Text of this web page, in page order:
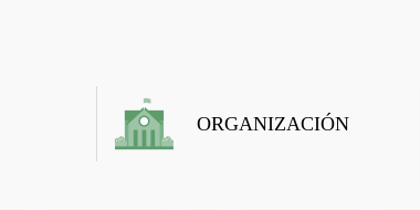
ORGANIZACIÓN